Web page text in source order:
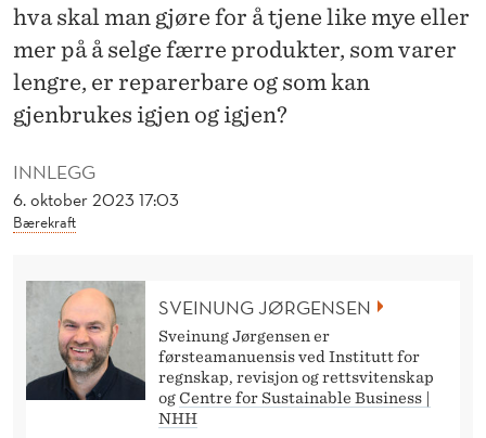
Å
Å
S
E
L
INNLEGG
6. oktober 2023 17:03
Bærekraft
hva skal man gjøre for å tjene like mye eller
mer på å selge færre produkter, som varer
lengre, er reparerbare og som kan
gjenbrukes igjen og igjen?
SVEINUNG JØRGENSEN
Sveinung Jørgensen er
førsteamanuensis ved Institutt for
regnskap, revisjon og rettsvitenskap
og Centre for Sustainable Business |
NHH